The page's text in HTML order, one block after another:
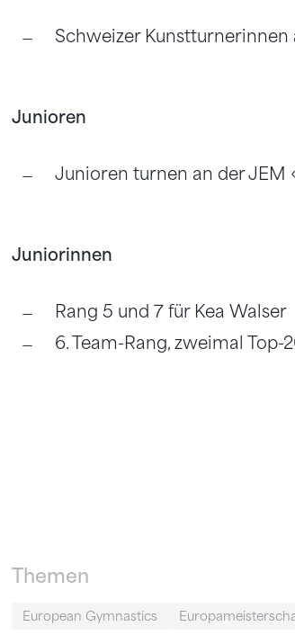
Schweizer Kunstturnerinnen
Junioren
Junioren turnen an der JEM
Juniorinnen
Rang 5 und 7 für Kea Walser
6. Team-Rang, zweimal
Themen
European Gymnastics